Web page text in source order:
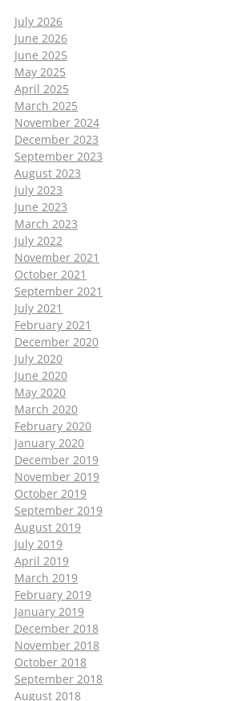
July 2026
June 2026
June 2025
May 2025
April 2025
March 2025
November 2024
December 2023
September 2023
August 2023
July 2023
June 2023
March 2023
July 2022
November 2021
October 2021
September 2021
July 2021
February 2021
December 2020
July 2020
June 2020
May 2020
March 2020
February 2020
January 2020
December 2019
November 2019
October 2019
September 2019
August 2019
July 2019
April 2019
March 2019
February 2019
January 2019
December 2018
November 2018
October 2018
September 2018
August 2018